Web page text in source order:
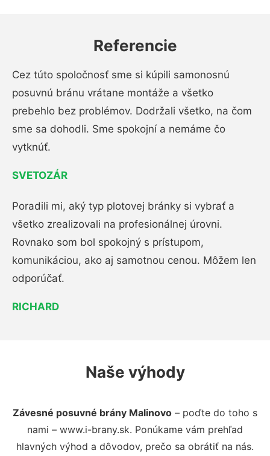
Referencie
Cez túto spoločnosť sme si kúpili samonosnú
posuvnú bránu vrátane montáže a všetko
prebehlo bez problémov. Dodržali všetko, na čom
sme sa dohodli. Sme spokojní a nemáme čo
vytknúť.
SVETOZÁR
Poradili mi, aký typ plotovej bránky si vybrať a
všetko zrealizovali na profesionálnej úrovni.
Rovnako som bol spokojný s prístupom,
komunikáciou, ako aj samotnou cenou. Môžem len
odporúčať.
RICHARD
Naše výhody
Závesné posuvné brány Malinovo – poďte do toho s
nami – www.i-brany.sk. Ponúkame vám prehľad
hlavných výhod a dôvodov, prečo sa obrátiť na nás.